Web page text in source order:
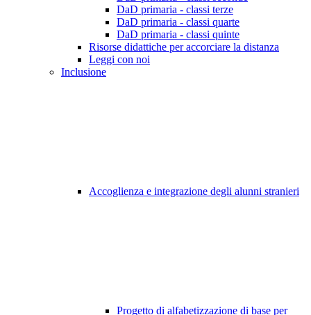
DaD primaria - classi terze
DaD primaria - classi quarte
DaD primaria - classi quinte
Risorse didattiche per accorciare la distanza
Leggi con noi
Inclusione
Accoglienza e integrazione degli alunni stranieri
Progetto di alfabetizzazione di base per